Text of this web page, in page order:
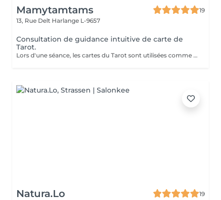
Mamytamtams
19
13, Rue Delt Harlange L-9657
Consultation de guidance intuitive de carte de
Tarot.
Lors d'une séance, les cartes du Tarot sont utilisées comme un outil de perception et d'intuition pour éclairer une situation de votre vie. Le tirage permet de mettre en lumière les énergies présentes, les blocages éventuels et les directions possibles. En une séance, vous pouvez poser une ou plusieurs questions précises afin d'obtenir une vision plus claire de votre chemin. Exemples de questions : Quelle direction prendre dans ma situation actuelle ? Que dois-je comprendre de cette période de ma vie ? Comment évoluer dans ma relation ? Qu'est-ce qui bloque mon avancée aujourd'hui ? Quelle énergie m'accompagne pour les prochains mois ? Les cartes n'imposent rien : elles révèlent des pistes, des prises de conscience et des possibilités. Une séance peut parfois apporter le déclic ou la compréhension qui change tout. Venez découvrir ce que les cartes ont à vous révéler.
Natura.Lo
19